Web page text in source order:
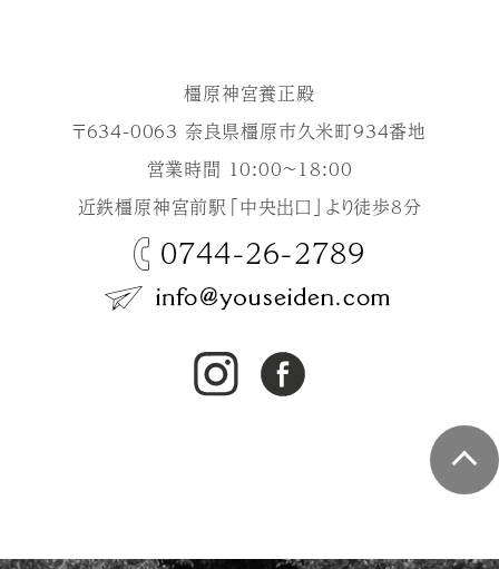
橿原神宮養正殿
〒634-0063 奈良県橿原市久米町934番地
営業時間 10:00～18:00
近鉄橿原神宮前駅「中央出口」より徒歩8分
0744-26-2789